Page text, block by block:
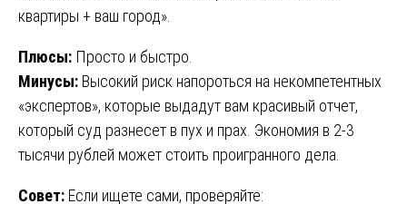
квартиры + ваш город».
Плюсы: Просто и быстро.
Минусы: Высокий риск напороться на некомпетентных
«экспертов», которые выдадут вам красивый отчет,
который суд разнесет в пух и прах. Экономия в 2-3
тысячи рублей может стоить проигранного дела.
Совет: Если ищете сами, проверяйте: